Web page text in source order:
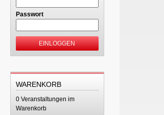
Passwort
EINLOGGEN
WARENKORB
0 Veranstaltungen im
Warenkorb